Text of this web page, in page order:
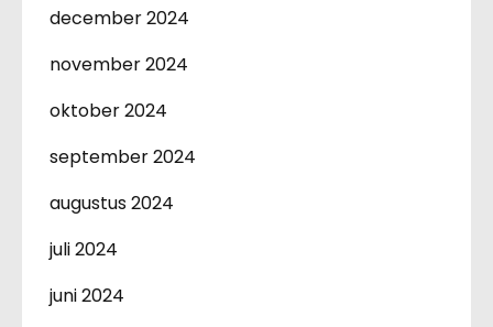
december 2024
november 2024
oktober 2024
september 2024
augustus 2024
juli 2024
juni 2024